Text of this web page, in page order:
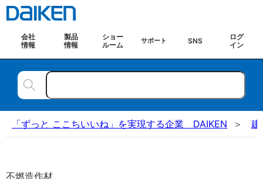
会社
情報
製品
情報
ショー
ルーム
サポート SNS
ログ
イン
「ずっと ここちいいね」を実現する企業 DAIKEN 建
不燃造作材